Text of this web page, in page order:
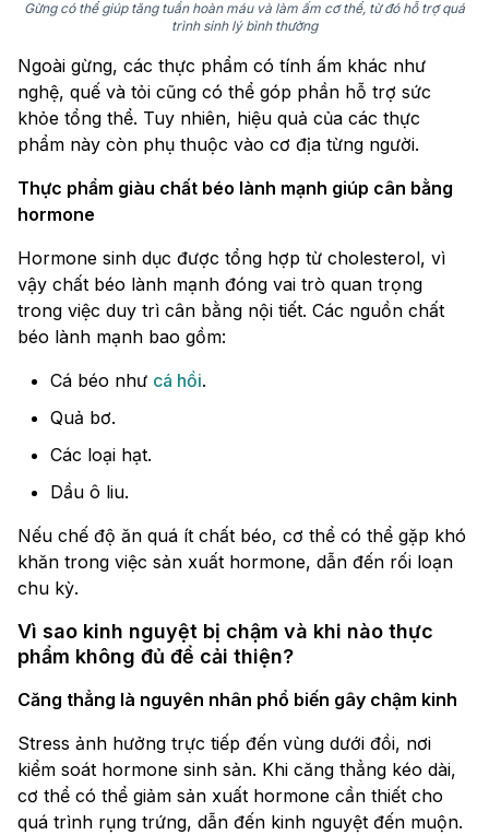
Gừng có thể giúp tăng tuần hoàn máu và làm ấm cơ thể, từ đó hỗ trợ quá
trình sinh lý bình thường
Ngoài gừng, các thực phẩm có tính ấm khác như
nghệ, quế và tỏi cũng có thể góp phần hỗ trợ sức
khỏe tổng thể. Tuy nhiên, hiệu quả của các thực
phẩm này còn phụ thuộc vào cơ địa từng người.
Thực phẩm giàu chất béo lành mạnh giúp cân bằng
hormone
Hormone sinh dục được tổng hợp từ cholesterol, vì
vậy chất béo lành mạnh đóng vai trò quan trọng
trong việc duy trì cân bằng nội tiết. Các nguồn chất
béo lành mạnh bao gồm:
Cá béo như cá hồi.
Quả bơ.
Các loại hạt.
Dầu ô liu.
Nếu chế độ ăn quá ít chất béo, cơ thể có thể gặp khó
khăn trong việc sản xuất hormone, dẫn đến rối loạn
chu kỳ.
Vì sao kinh nguyệt bị chậm và khi nào thực
phẩm không đủ để cải thiện?
Căng thẳng là nguyên nhân phổ biến gây chậm kinh
Stress ảnh hưởng trực tiếp đến vùng dưới đồi, nơi
kiểm soát hormone sinh sản. Khi căng thẳng kéo dài,
cơ thể có thể giảm sản xuất hormone cần thiết cho
quá trình rụng trứng, dẫn đến kinh nguyệt đến muộn.